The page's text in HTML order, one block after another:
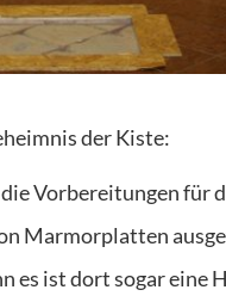
der Kiste:
Vorbereitungen für
Marmorplatten
es ist dort sogar eine
Seit